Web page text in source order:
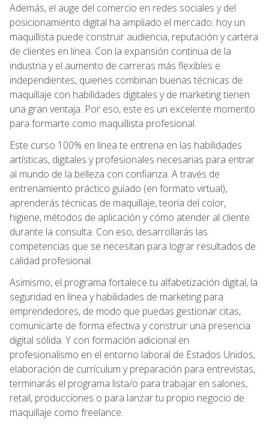
Además, el auge del comercio en redes sociales y del
posicionamiento digital ha ampliado el mercado: hoy un
maquillista puede construir audiencia, reputación y cartera
de clientes en línea. Con la expansión continua de la
industria y el aumento de carreras más flexibles e
independientes, quienes combinan buenas técnicas de
maquillaje con habilidades digitales y de marketing tienen
una gran ventaja. Por eso, este es un excelente momento
para formarte como maquillista profesional.
Este curso 100% en línea te entrena en las habilidades
artísticas, digitales y profesionales necesarias para entrar
al mundo de la belleza con confianza. A través de
entrenamiento práctico guiado (en formato virtual),
aprenderás técnicas de maquillaje, teoría del color,
higiene, métodos de aplicación y cómo atender al cliente
durante la consulta. Con eso, desarrollarás las
competencias que se necesitan para lograr resultados de
calidad profesional.
Asimismo, el programa fortalece tu alfabetización digital, la
seguridad en línea y habilidades de marketing para
emprendedores, de modo que puedas gestionar citas,
comunicarte de forma efectiva y construir una presencia
digital sólida. Y con formación adicional en
profesionalismo en el entorno laboral de Estados Unidos,
elaboración de currículum y preparación para entrevistas,
terminarás el programa lista/o para trabajar en salones,
retail, producciones o para lanzar tu propio negocio de
maquillaje como freelance.